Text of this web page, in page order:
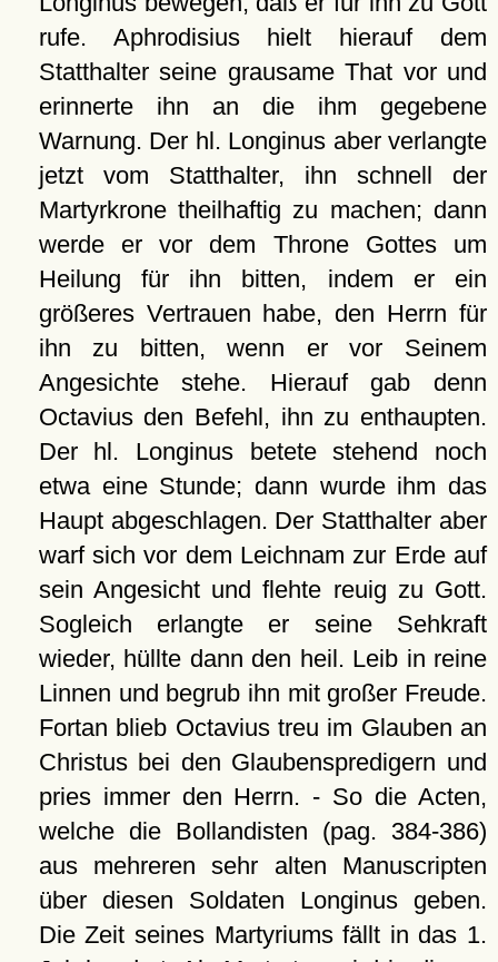
rufe. Aphrodisius hielt hierauf dem
Statthalter seine grausame That vor und
erinnerte ihn an die ihm gegebene
Warnung. Der hl. Longinus aber verlangte
jetzt vom Statthalter, ihn schnell der
Martyrkrone theilhaftig zu machen; dann
werde er vor dem Throne Gottes um
Heilung für ihn bitten, indem er ein
größeres Vertrauen habe, den Herrn für
ihn zu bitten, wenn er vor Seinem
Angesichte stehe. Hierauf gab denn
Octavius den Befehl, ihn zu enthaupten.
Der hl. Longinus betete stehend noch
etwa eine Stunde; dann wurde ihm das
Haupt abgeschlagen. Der Statthalter aber
warf sich vor dem Leichnam zur Erde auf
sein Angesicht und flehte reuig zu Gott.
Sogleich erlangte er seine Sehkraft
wieder, hüllte dann den heil. Leib in reine
Linnen und begrub ihn mit großer Freude.
Fortan blieb Octavius treu im Glauben an
Christus bei den Glaubenspredigern und
pries immer den Herrn. - So die Acten,
welche die Bollandisten (pag. 384-386)
aus mehreren sehr alten Manuscripten
über diesen Soldaten Longinus geben.
Die Zeit seines Martyriums fällt in das 1.